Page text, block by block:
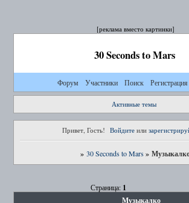
[реклама вместо картинки]
30 Seconds to Mars
Форум Участники Поиск Регистрация
Активные темы
Привет, Гость! Войдите или
» 30 Seconds to Mars»
Музыкалко
Страница: 1